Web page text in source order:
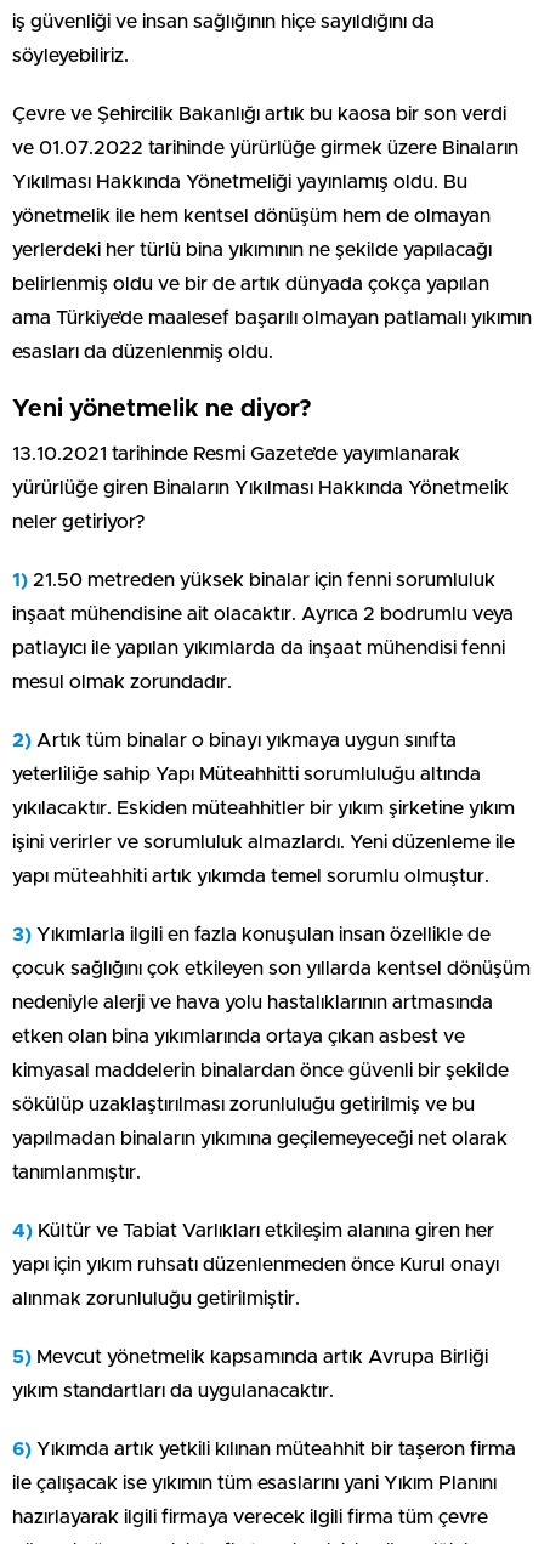
iş güvenliği ve insan sağlığının hiçe sayıldığını da
söyleyebiliriz.
Çevre ve Şehircilik Bakanlığı artık bu kaosa bir son verdi
ve 01.07.2022 tarihinde yürürlüğe girmek üzere Binaların
Yıkılması Hakkında Yönetmeliği yayınlamış oldu. Bu
yönetmelik ile hem kentsel dönüşüm hem de olmayan
yerlerdeki her türlü bina yıkımının ne şekilde yapılacağı
belirlenmiş oldu ve bir de artık dünyada çokça yapılan
ama Türkiye’de maalesef başarılı olmayan patlamalı yıkımın
esasları da düzenlenmiş oldu.
Yeni yönetmelik ne diyor?
13.10.2021 tarihinde Resmi Gazete’de yayımlanarak
yürürlüğe giren Binaların Yıkılması Hakkında Yönetmelik
neler getiriyor?
1) 21.50 metreden yüksek binalar için fenni sorumluluk
inşaat mühendisine ait olacaktır. Ayrıca 2 bodrumlu veya
patlayıcı ile yapılan yıkımlarda da inşaat mühendisi fenni
mesul olmak zorundadır.
2) Artık tüm binalar o binayı yıkmaya uygun sınıfta
yeterliliğe sahip Yapı Müteahhitti sorumluluğu altında
yıkılacaktır. Eskiden müteahhitler bir yıkım şirketine yıkım
işini verirler ve sorumluluk almazlardı. Yeni düzenleme ile
yapı müteahhiti artık yıkımda temel sorumlu olmuştur.
3) Yıkımlarla ilgili en fazla konuşulan insan özellikle de
çocuk sağlığını çok etkileyen son yıllarda kentsel dönüşüm
nedeniyle alerji ve hava yolu hastalıklarının artmasında
etken olan bina yıkımlarında ortaya çıkan asbest ve
kimyasal maddelerin binalardan önce güvenli bir şekilde
sökülüp uzaklaştırılması zorunluluğu getirilmiş ve bu
yapılmadan binaların yıkımına geçilemeyeceği net olarak
tanımlanmıştır.
4) Kültür ve Tabiat Varlıkları etkileşim alanına giren her
yapı için yıkım ruhsatı düzenlenmeden önce Kurul onayı
alınmak zorunluluğu getirilmiştir.
5) Mevcut yönetmelik kapsamında artık Avrupa Birliği
yıkım standartları da uygulanacaktır.
6) Yıkımda artık yetkili kılınan müteahhit bir taşeron firma
ile çalışacak ise yıkımın tüm esaslarını yani Yıkım Planını
hazırlayarak ilgili firmaya verecek ilgili firma tüm çevre